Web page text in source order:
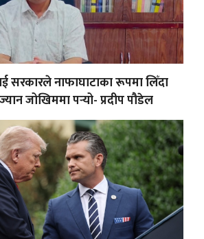
सरकारले नाफाघाटाका रूपमा लिँदा
जोखिममा पर्‍यो- प्रदीप पौडेल